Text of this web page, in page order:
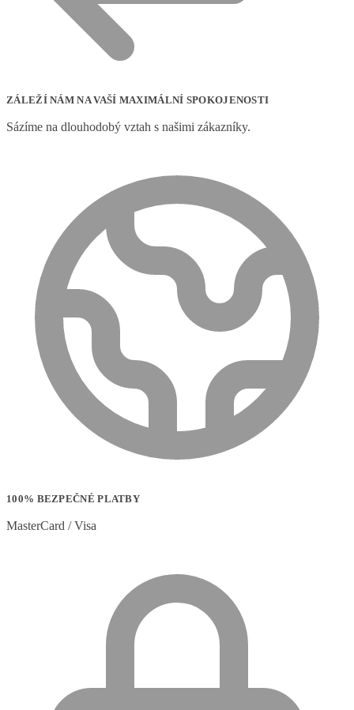
ZÁLEŽÍ NÁM NA VAŠÍ MAXIMÁLNÍ SPOKOJENOSTI
Sázíme na dlouhodobý vztah s našimi zákazníky.
100% BEZPEČNÉ PLATBY
MasterCard / Visa